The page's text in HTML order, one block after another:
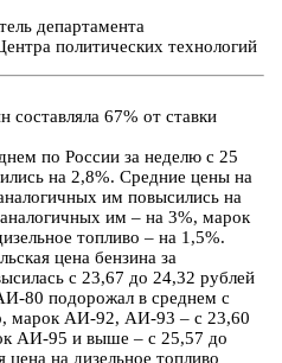
департамента
политических технологий
67% от ставки
по России за неделю с 25
на 2,8%. Средние цены на
им повысились на
им – на 3%, марок
топливо – на 1,5%.
цена бензина за
с 23,67 до 24,32 рублей
80 подорожал в среднем с
марок АИ-92, АИ-93 – с 23,60
АИ-95 и выше – с 25,57 до
на дизельное топливо